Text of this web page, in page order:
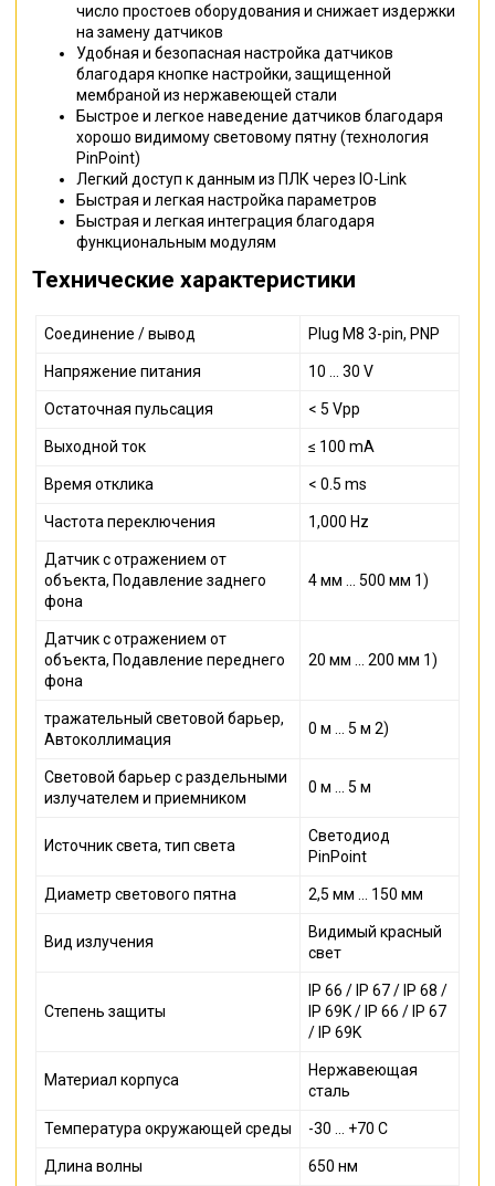
число простоев оборудования и снижает издержки
на замену датчиков
Удобная и безопасная настройка датчиков
благодаря кнопке настройки, защищенной
мембраной из нержавеющей стали
Быстрое и легкое наведение датчиков благодаря
хорошо видимому световому пятну (технология
PinPoint)
Легкий доступ к данным из ПЛК через IO-Link
Быстрая и легкая настройка параметров
Быстрая и легкая интеграция благодаря
функциональным модулям
Технические характеристики
Cоединение / вывод Plug M8 3-pin, PNP
Напряжение питания 10 ... 30 V
Остаточная пульсация < 5 Vpp
Выходной ток ≤ 100 mA
Время отклика < 0.5 ms
Частота переключения 1,000 Hz
Датчик с отражением от
объекта, Подавление заднего
фона
4 мм ... 500 мм 1)
Датчик с отражением от
объекта, Подавление переднего
фона
20 мм ... 200 мм 1)
тражательный световой барьер,
Автоколлимация
0 м ... 5 м 2)
Световой барьер с раздельными
излучателем и приемником
0 м ... 5 м
Источник света, тип света
Светодиод
PinPoint
Диаметр светового пятна 2,5 мм ... 150 мм
Вид излучения
Видимый красный
свет
Степень защиты
IP 66 / IP 67 / IP 68 /
IP 69K / IP 66 / IP 67
/ IP 69K
Материал корпуса
Нержавеющая
сталь
Температура окружающей среды -30 ... +70 С
Длина волны 650 нм